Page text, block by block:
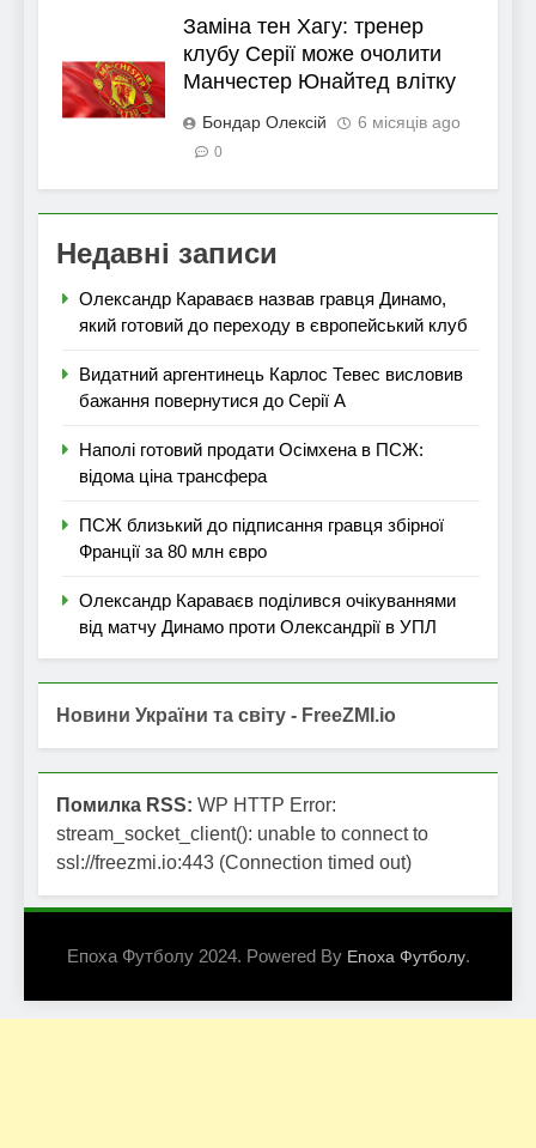
Заміна тен Хагу: тренер
клубу Серії може очолити
Манчестер Юнайтед влітку
Бондар Олексій 6 місяців ago
0
Недавні записи
Олександр Караваєв назвав гравця Динамо,
який готовий до переходу в європейський клуб
Видатний аргентинець Карлос Тевес висловив
бажання повернутися до Серії А
Наполі готовий продати Осімхена в ПСЖ:
відома ціна трансфера
ПСЖ близький до підписання гравця збірної
Франції за 80 млн євро
Олександр Караваєв поділився очікуваннями
від матчу Динамо проти Олександрії в УПЛ
Новини України та світу - FreeZMI.io
Помилка RSS: WP HTTP Error:
stream_socket_client(): unable to connect to
ssl://freezmi.io:443 (Connection timed out)
Епоха Футболу 2024. Powered By Епоха Футболу.